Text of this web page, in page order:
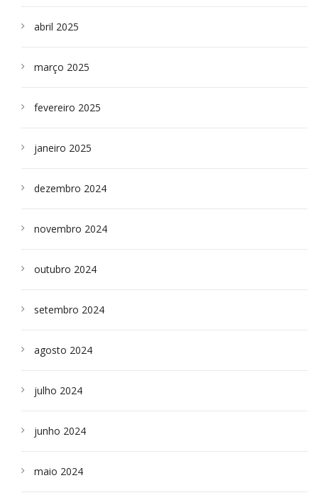
abril 2025
março 2025
fevereiro 2025
janeiro 2025
dezembro 2024
novembro 2024
outubro 2024
setembro 2024
agosto 2024
julho 2024
junho 2024
maio 2024